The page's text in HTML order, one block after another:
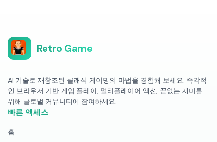
Retro Game
AI 기술로 재창조된 클래식 게이밍의 마법을 경험해 보세요. 즉각적
인 브라우저 기반 게임 플레이, 멀티플레이어 액션, 끝없는 재미를
위해 글로벌 커뮤니티에 참여하세요.
빠른 액세스
홈